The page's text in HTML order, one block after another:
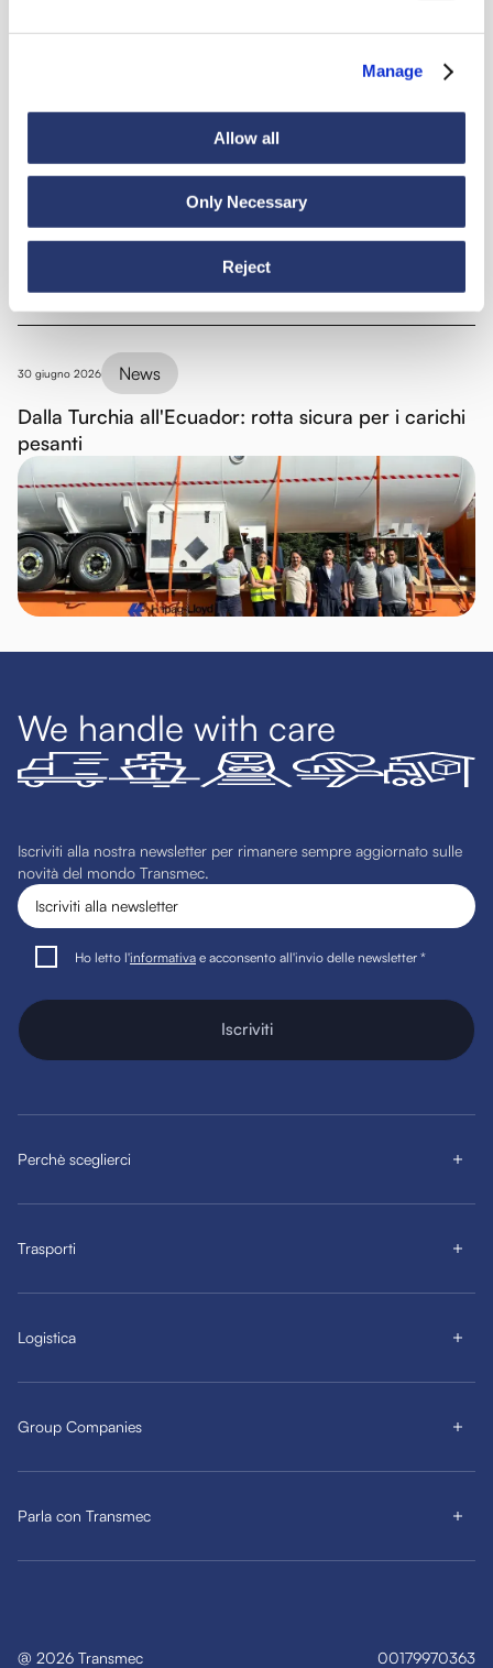
Manage
Allow all
Only Necessary
Reject
98 tonnellate d'acciaio dall'Italia all'India
30 giugno 2026 News
Dalla Turchia all'Ecuador: rotta sicura per i carichi
pesanti
We handle with care
Iscriviti alla nostra newsletter per rimanere sempre aggiornato sulle
novità del mondo Transmec.
Ho letto l'informativa e acconsento all'invio delle newsletter *
Iscriviti
Perchè sceglierci
Trasporti
Logistica
Group Companies
Parla con Transmec
@ 2026 Transmec 00179970363